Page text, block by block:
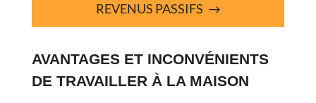
REVENUS PASSIFS
AVANTAGES ET INCONVÉNIENTS
DE TRAVAILLER À LA MAISON